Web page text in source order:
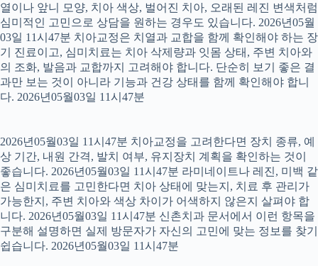
열이나 앞니 모양, 치아 색상, 벌어진 치아, 오래된 레진 변색처럼
심미적인 고민으로 상담을 원하는 경우도 있습니다. 2026년05월
03일 11시47분 치아교정은 치열과 교합을 함께 확인해야 하는 장
기 진료이고, 심미치료는 치아 삭제량과 잇몸 상태, 주변 치아와
의 조화, 발음과 교합까지 고려해야 합니다. 단순히 보기 좋은 결
과만 보는 것이 아니라 기능과 건강 상태를 함께 확인해야 합니
다. 2026년05월03일 11시47분
2026년05월03일 11시47분 치아교정을 고려한다면 장치 종류, 예
상 기간, 내원 간격, 발치 여부, 유지장치 계획을 확인하는 것이
좋습니다. 2026년05월03일 11시47분 라미네이트나 레진, 미백 같
은 심미치료를 고민한다면 치아 상태에 맞는지, 치료 후 관리가
가능한지, 주변 치아와 색상 차이가 어색하지 않은지 살펴야 합
니다. 2026년05월03일 11시47분 신촌치과 문서에서 이런 항목을
구분해 설명하면 실제 방문자가 자신의 고민에 맞는 정보를 찾기
쉽습니다. 2026년05월03일 11시47분